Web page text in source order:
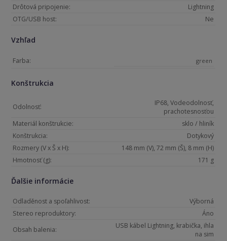
Drôtová pripojenie:
Lightning
OTG/USB host:
Ne
Vzhľad
Farba: green
Konštrukcia
Odolnosť:
IP68, Vodeodolnosť,
prachotesnosťou
Materiál konštrukcie:
sklo / hliník
Konštrukcia:
Dotykový
Rozmery (V x Š x H):
148 mm (V), 72 mm (Š), 8 mm (H)
Hmotnosť (g):
171 g
Ďalšie informácie
Odladěnost a spoľahlivost:
Výborná
Stereo reproduktory:
Áno
Obsah balenia:
USB kábel Lightning, krabička, ihla
na sim